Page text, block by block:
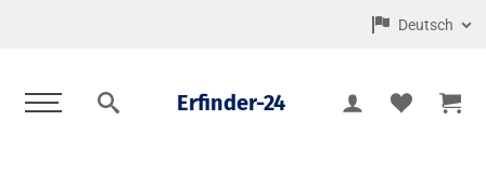
Deutsch
Erfinder-24